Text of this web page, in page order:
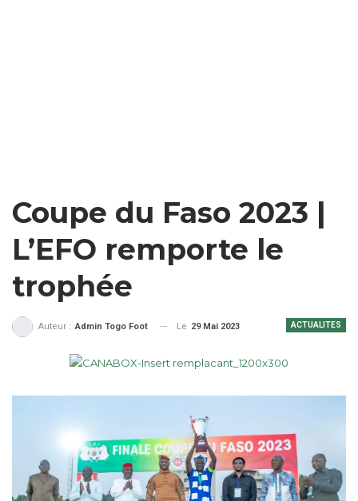
Coupe du Faso 2023 |
L’EFO remporte le
trophée
ACTUALITES
Auteur : Admin Togo Foot Le 29 Mai 2023